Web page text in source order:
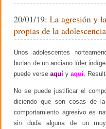
20/01/19:La agresión y
propias de la adolescencia
Unos adolescentes
burlan de un anciano líder
puede verseaquí yaquí .
No se puede justificar el
diciendo que son cosas de
comportamiento agresivo es
sin duda alguna de un